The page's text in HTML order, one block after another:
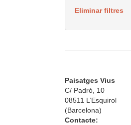
Eliminar filtres
Paisatges Vius
C/ Padró, 10
08511 L’Esquirol
(Barcelona)
Contacte: